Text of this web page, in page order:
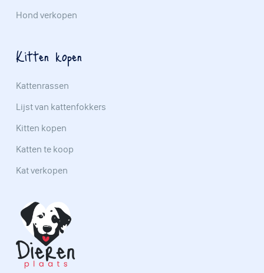
Hond verkopen
Kitten kopen
Kattenrassen
Lijst van kattenfokkers
Kitten kopen
Katten te koop
Kat verkopen